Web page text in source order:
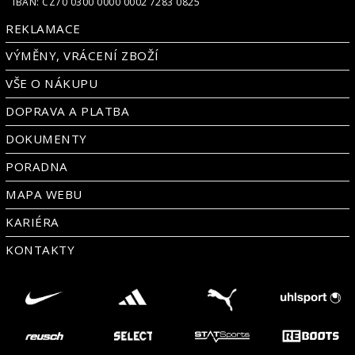
REKLAMACE
VÝMĚNY, VRÁCENÍ ZBOŽÍ
VŠE O NÁKUPU
DOPRAVA A PLATBA
DOKUMENTY
PORADNA
MAPA WEBU
KARIÉRA
KONTAKTY